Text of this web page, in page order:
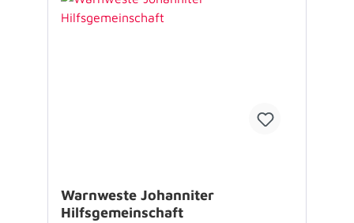
Warnweste Johanniter
Hilfsgemeinschaft